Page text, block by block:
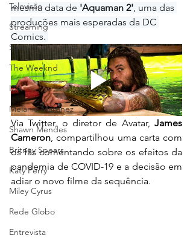
Televisão
Streaming
Série
The Weeknd
IZA
Melanie Martinez
Shawn Mendes
Britney Spears
Katy Perry
Miley Cyrus
Rede Globo
Entrevista
mesma data de 'Aquaman 2', uma das
produções mais esperadas da DC
Comics.
Via Twitter, o diretor de Avatar, James
Cameron, compartilhou uma carta com
os fãs comentando sobre os efeitos da
pandemia de COVID-19 e a decisão em
adiar o novo filme da sequência.